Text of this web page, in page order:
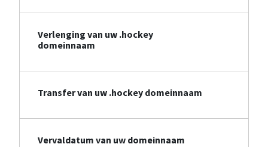
Verlenging van uw .hockey
domeinnaam
Transfer van uw .hockey domeinnaam
Vervaldatum van uw domeinnaam